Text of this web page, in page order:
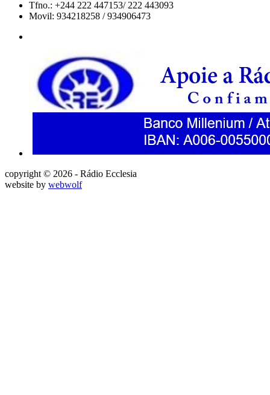
Tfno.: +244 222 447153/ 222 443093
Movil: 934218258 / 934906473
copyright © 2026 - Rádio Ecclesia
website by webwolf